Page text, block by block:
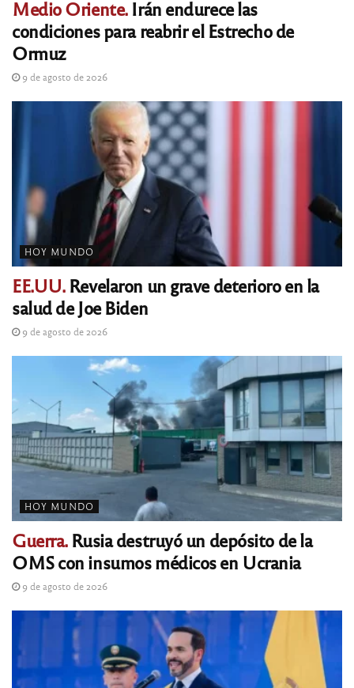
Medio Oriente.Irán endurece las
condiciones para reabrir el Estrecho de
Ormuz
9 de agosto de 2026
HOY MUNDO
EE.UU.Revelaron un grave deterioro en la
salud de Joe Biden
9 de agosto de 2026
HOY MUNDO
Guerra.Rusia destruyó un depósito de la
OMS con insumos médicos en Ucrania
9 de agosto de 2026